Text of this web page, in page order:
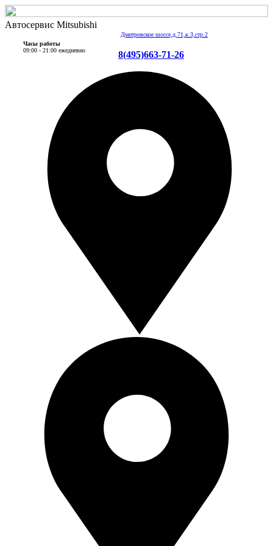
Автосервис Mitsubishi
Дмитровское шоссе,д.71,к.3,стр.2
Часы работы
09:00 - 21:00 ежедневно
8(495)663-71-26